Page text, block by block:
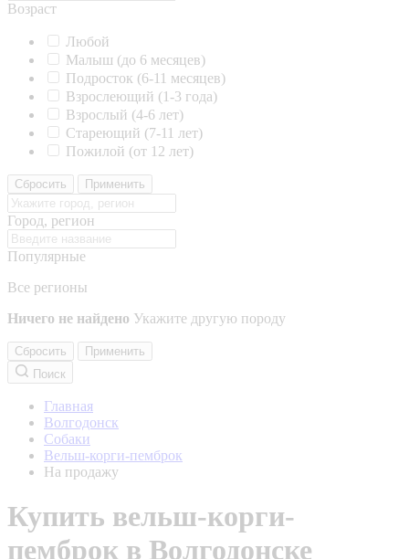
Возраст
Любой
Малыш (до 6 месяцев)
Подросток (6-11 месяцев)
Взрослеющий (1-3 года)
Взрослый (4-6 лет)
Стареющий (7-11 лет)
Пожилой (от 12 лет)
Сбросить Применить
Город, регион
Популярные
Все регионы
Ничего не найдено Укажите другую породу
Сбросить
Применить
Поиск
Главная
Волгодонск
Собаки
Вельш-корги-пемброк
На продажу
Купить вельш-корги-
пемброк в Волгодонске